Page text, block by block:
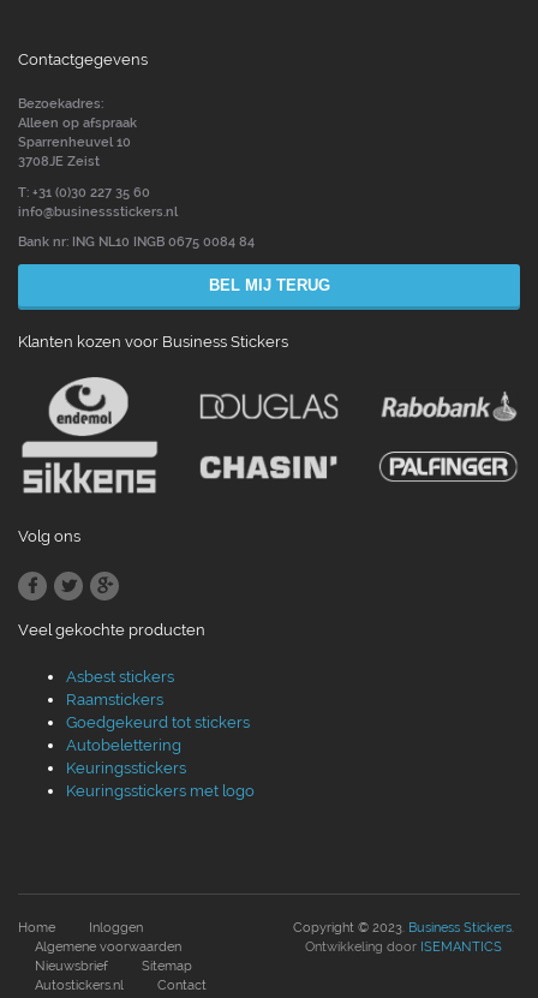
Contactgegevens
Bezoekadres:
Alleen op afspraak
Sparrenheuvel 10
3708JE Zeist
T: +31 (0)30 227 35 60
info@businessstickers.nl
Bank nr: ING NL10 INGB 0675 0084 84
BEL MIJ TERUG
Klanten kozen voor Business Stickers
Volg ons
Veel gekochte producten
Asbest stickers
Raamstickers
Goedgekeurd tot stickers
Autobelettering
Keuringsstickers
Keuringsstickers met logo
Home
Inloggen
Algemene voorwaarden
Nieuwsbrief
Sitemap
Autostickers.nl
Contact
Copyright © 2023. Business Stickers.
Ontwikkeling door ISEMANTICS